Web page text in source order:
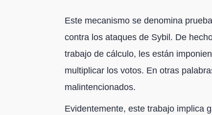
Este mecanismo se denomina
contra los ataques de Sybil. De
trabajo de cálculo, les están
multiplicar los votos. En otras
malintencionados.
Evidentemente, este trabajo implica